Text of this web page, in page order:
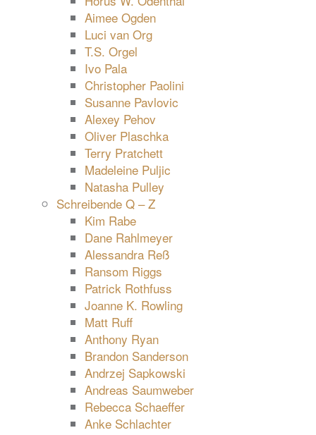
Aimee Ogden
Luci van Org
T.S. Orgel
Ivo Pala
Christopher Paolini
Susanne Pavlovic
Alexey Pehov
Oliver Plaschka
Terry Pratchett
Madeleine Puljic
Natasha Pulley
Schreibende Q – Z
Kim Rabe
Dane Rahlmeyer
Alessandra Reß
Ransom Riggs
Patrick Rothfuss
Joanne K. Rowling
Matt Ruff
Anthony Ryan
Brandon Sanderson
Andrzej Sapkowski
Andreas Saumweber
Rebecca Schaeffer
Anke Schlachter